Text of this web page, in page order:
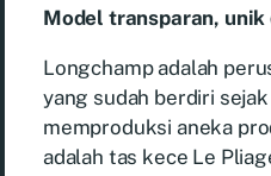
Model transparan, unik
Longchamp adalah
yang sudah berdiri
memproduksi aneka
adalah tas kece Le